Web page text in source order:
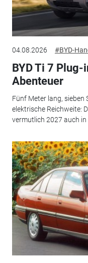
04.08.2026 #BYD-
BYD Ti 7
Abenteuer
Fünf Meter lang, sieben
elektrische Reichweite:
vermutlich 2027 auch in